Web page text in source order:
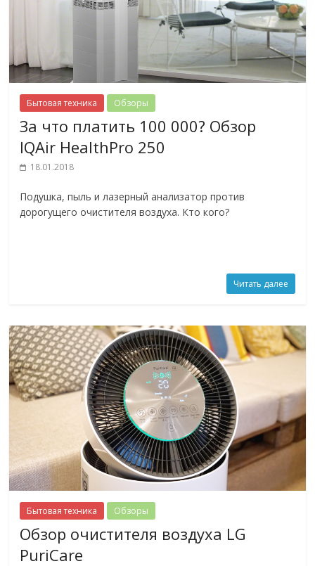
Бытовая техника Обзоры
За что платить 100 000? Обзор
IQAir HealthPro 250
18.01.2018
Подушка, пыль и лазерный анализатор против
дорогущего очистителя воздуха. Кто кого?
Читать далее
Бытовая техника Обзоры
Обзор очистителя воздуха LG
PuriCare